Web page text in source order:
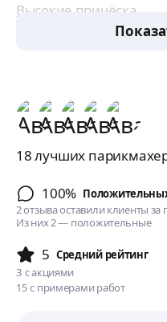
Высокие причёска
18 лучших
100%
2 отзыва оставили клиенты за
Из них 2 — положительные
5 Cредний рейтинг
3 с акциями
15 с примерами работ